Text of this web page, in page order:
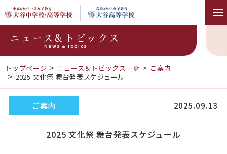
ニュース&トピックス
News & Topics
トップページ ニュース＆トピックス一覧
ご案内
2025 文化祭 舞台発表スケジュール
ご案内 2025.09.13
2025 文化祭 舞台発表スケジュール